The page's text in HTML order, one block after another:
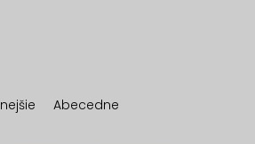
Abecedne